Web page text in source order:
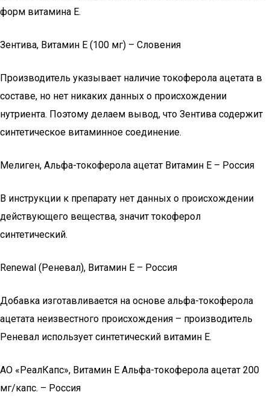
форм витамина Е.
Зентива, Витамин E (100 мг) – Словения
Производитель указывает наличие токоферола ацетата в
составе, но нет никаких данных о происхождении
нутриента. Поэтому делаем вывод, что Зентива содержит
синтетическое витаминное соединение.
Мелиген, Альфа-токоферола ацетат Витамин Е – Россия
В инструкции к препарату нет данных о происхождении
действующего вещества, значит токоферол
синтетический.
Renewal (Реневал), Витамин E – Россия
Добавка изготавливается на основе альфа-токоферола
ацетата неизвестного происхождения – производитель
Реневал использует синтетический витамин E.
АО «РеалКапс», Витамин E Альфа-токоферола ацетат 200
мг/капс. – Россия